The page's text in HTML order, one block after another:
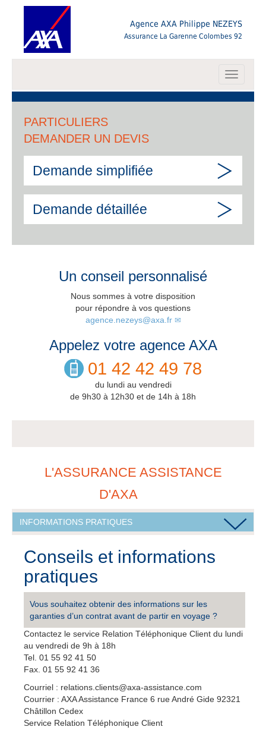
Agence AXA Philippe NEZEYS
Assurance La Garenne Colombes 92
Toggle
PARTICULIERS
DEMANDER UN DEVIS
Demande simplifiée
Demande détaillée
Un conseil personnalisé
Nous sommes à votre disposition
pour répondre à vos questions
agence.nezeys@axa.fr
Appelez votre agence AXA
01 42 42 49 78
du lundi au vendredi
de 9h30 à 12h30 et de 14h à 18h
L'ASSURANCE ASSISTANCE
D'AXA
INFORMATIONS PRATIQUES
Conseils et informations
pratiques
Vous souhaitez obtenir des informations sur les
garanties d’un contrat avant de partir en voyage ?
Contactez le service Relation Téléphonique Client du lundi
au vendredi de 9h à 18h
Tel. 01 55 92 41 50
Fax. 01 55 92 41 36
Courriel : relations.clients@axa-assistance.com
Courrier : AXA Assistance France 6 rue André Gide 92321
Châtillon Cedex
Service Relation Téléphonique Client